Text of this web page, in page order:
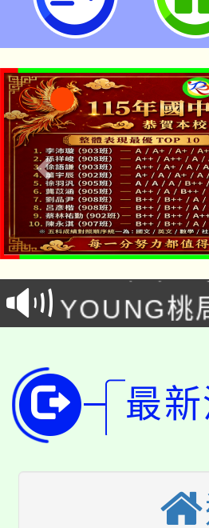
請查照。-桃園市立
「本色祭
場熱烈登場
8/21下午1
徵才活動。
YOUNG桃
開!
115年桃園
田徑場及
桃園市低
半價優惠
份教師增
大溪自造
最